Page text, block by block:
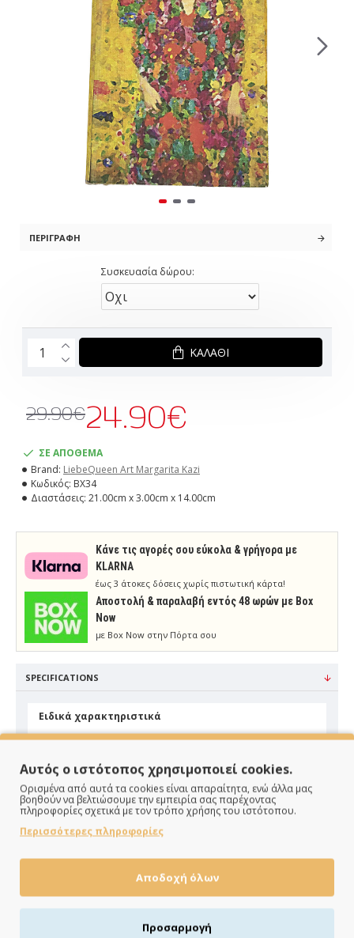
ΠΕΡΙΓΡΑΦΉ
ΣΕ ΑΠΟΘΕΜΑ
Brand: LiebeQueen Art Margarita Kazi
Κωδικός: BX34
Διαστάσεις: 21.00cm x 3.00cm x 14.00cm
24.90€
29.90€
Συσκευασία δώρου:
ΚΑΛΆΘΙ
Κάνε τις αγορές σου εύκολα & γρήγορα με
KLARNA
έως 3 άτοκες δόσεις χωρίς πιστωτική κάρτα!
Aποστολή & παραλαβή εντός 48 ωρών με Box
Now
με Box Now στην Πόρτα σου
SPECIFICATIONS
Ειδικά χαρακτηριστικά
Υλικό Ξύλο
Αυτός ο ιστότοπος χρησιμοποιεί cookies.
Ορισμένα από αυτά τα cookies είναι απαραίτητα, ενώ άλλα μας
βοηθούν να βελτιώσουμε την εμπειρία σας παρέχοντας
πληροφορίες σχετικά με τον τρόπο χρήσης του ιστότοπου.
Περισσότερες πληροφορίες
Αποδοχή όλων
Προσαρμογή